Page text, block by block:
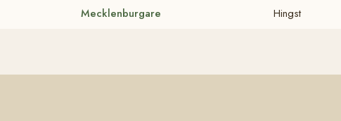
Mecklenburgare Hingst